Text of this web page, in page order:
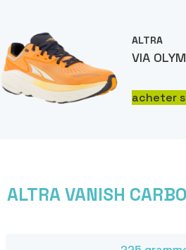
ALTRA
VIA
acheter
ALTRA VANISH